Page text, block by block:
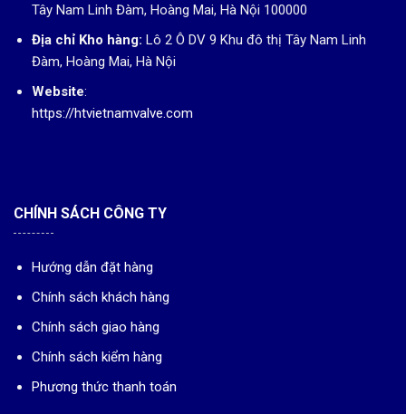
Tây Nam Linh Đàm, Hoàng Mai, Hà Nội 100000
Địa chỉ Kho hàng: Lô 2 Ô DV 9 Khu đô thị Tây Nam Linh
Đàm, Hoàng Mai, Hà Nội
Website:
https://htvietnamvalve.com
CHÍNH SÁCH CÔNG TY
Hướng dẫn đặt hàng
Chính sách khách hàng
Chính sách giao hàng
Chính sách kiểm hàng
Phương thức thanh toán